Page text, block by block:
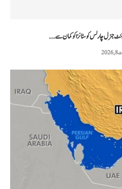
جنرل چارلس کوسٹانزا کو کمان سے...